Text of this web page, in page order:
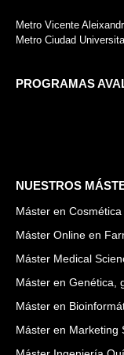
Metro Vicente
Metro Ciudad
PROGRAMAS
NUESTROS
Máster en
Máster Online en
Máster Medical
Máster en Genética,
Máster en
Máster en Marketing